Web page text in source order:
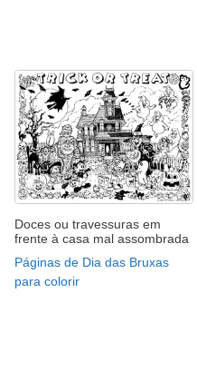
Doces ou travessuras em
frente à casa mal assombrada
Páginas de Dia das Bruxas
para colorir